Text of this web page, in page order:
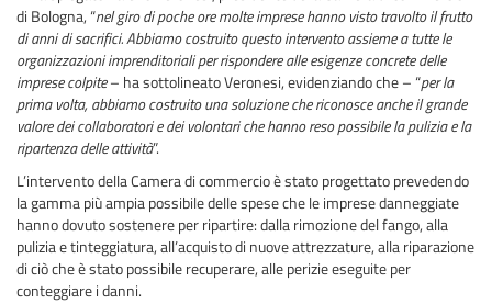
di Bologna, “nel giro di poche ore molte imprese hanno visto travolto il frutto
di anni di sacrifici. Abbiamo costruito questo intervento assieme a tutte le
organizzazioni imprenditoriali per rispondere alle esigenze concrete delle
imprese colpite– ha sottolineato Veronesi, evidenziando che – “per la
prima volta, abbiamo costruito una soluzione che riconosce anche il grande
valore dei collaboratori e dei volontari che hanno reso possibile la pulizia e la
ripartenza delle attività”.
L’intervento della Camera di commercio è stato progettato prevedendo
la gamma più ampia possibile delle spese che le imprese danneggiate
hanno dovuto sostenere per ripartire: dalla rimozione del fango, alla
pulizia e tinteggiatura, all’acquisto di nuove attrezzature, alla riparazione
di ciò che è stato possibile recuperare, alle perizie eseguite per
conteggiare i danni.